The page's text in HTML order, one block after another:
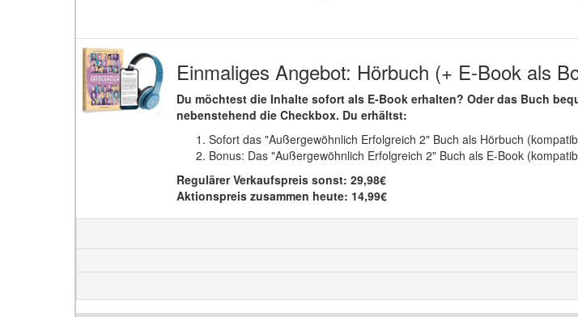
Einmaliges Angebot: Hörbuch (+ E-Book als
Du möchtest die Inhalte sofort als E-Book erhalten? Oder das Buch
nebenstehend die Checkbox. Du erhältst:
Sofort das "Außergewöhnlich Erfolgreich 2" Buch als Hörbuch
Bonus: Das "Außergewöhnlich Erfolgreich 2" Buch als E-Book
Regulärer Verkaufspreis sonst: 29,98€
Aktionspreis zusammen heute: 14,99€